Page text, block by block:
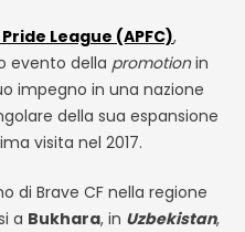
League (APFC),
evento della promotionin
impegno in una nazione
della sua espansione
visita nel 2017.
di Brave CF nella regione
a Bukhara, in Uzbekistan,